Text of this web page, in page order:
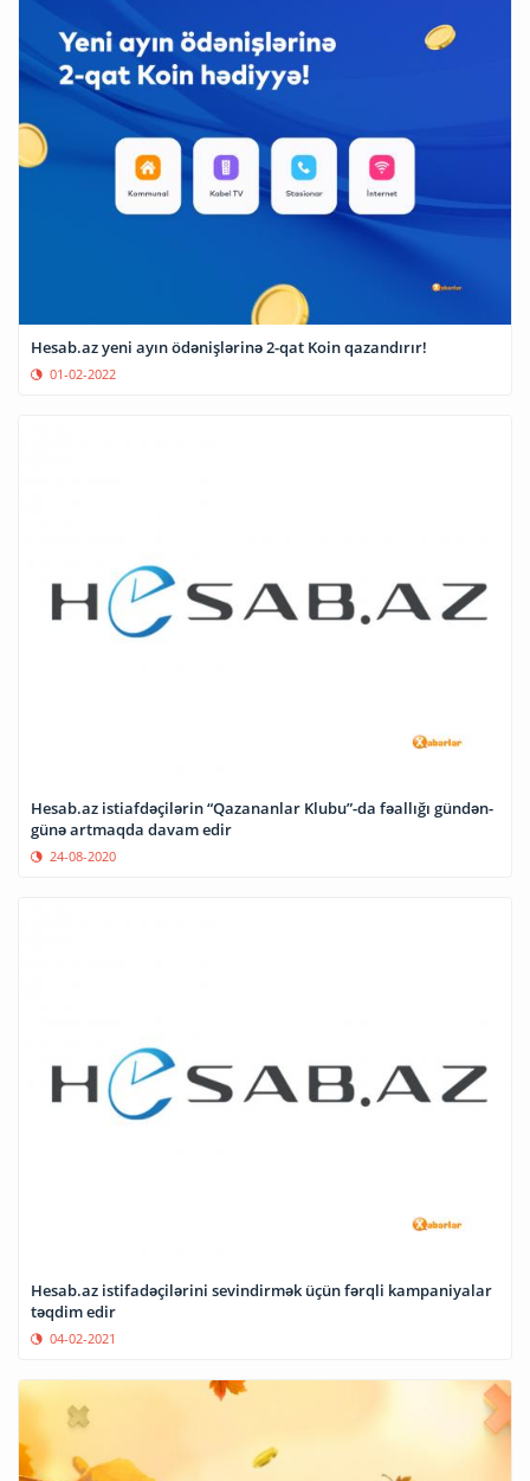
Hesab.az yeni ayın ödənişlərinə 2-qat Koin qazandırır!
01-02-2022
Hesab.az istiafdəçilərin “Qazananlar Klubu”-da fəallığı gündən-
günə artmaqda davam edir
24-08-2020
Hesab.az istifadəçilərini sevindirmək üçün fərqli kampaniyalar
təqdim edir
04-02-2021